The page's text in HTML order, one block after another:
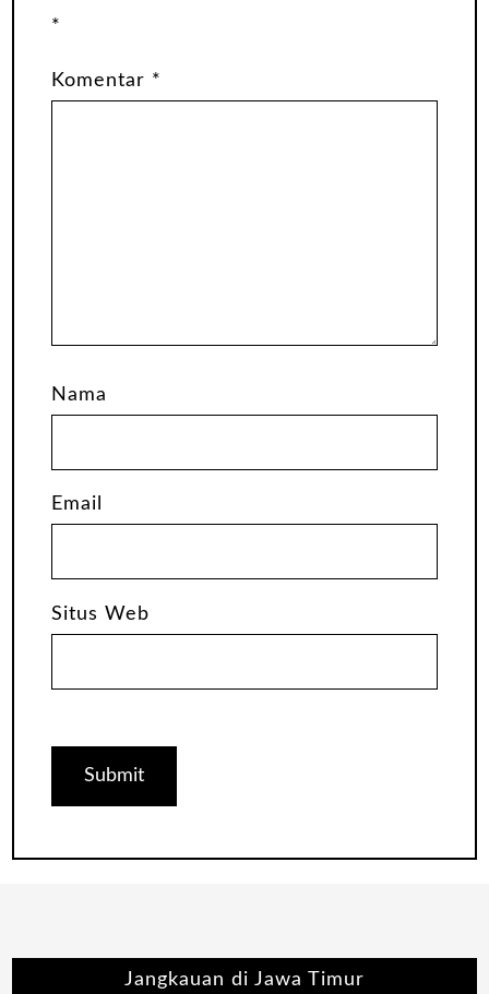
*
Komentar *
Nama
Email
Situs Web
Jangkauan di Jawa Timur